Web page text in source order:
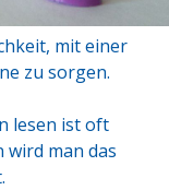
mit einer
zu sorgen.
lesen ist oft
man das